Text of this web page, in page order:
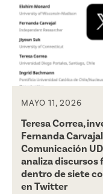
MAYO 11, 2026
Teresa Correa,
Fernanda
Comunicación
analiza
dentro de siete
en Twitter